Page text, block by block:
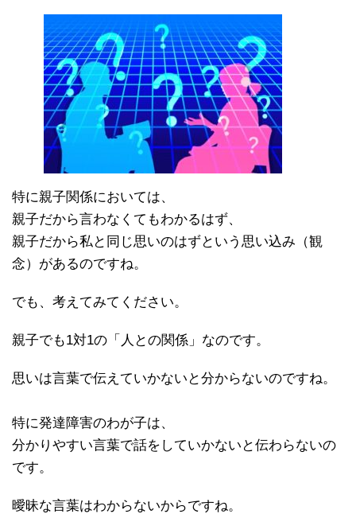
特に親子関係においては、
親子だから言わなくてもわかるはず、
親子だから私と同じ思いのはずという思い込み（観
念）があるのですね。
でも、考えてみてください。
親子でも1対1の「人との関係」なのです。
思いは言葉で伝えていかないと分からないのですね。
特に発達障害のわが子は、
分かりやすい言葉で話をしていかないと伝わらないの
です。
曖昧な言葉はわからないからですね。